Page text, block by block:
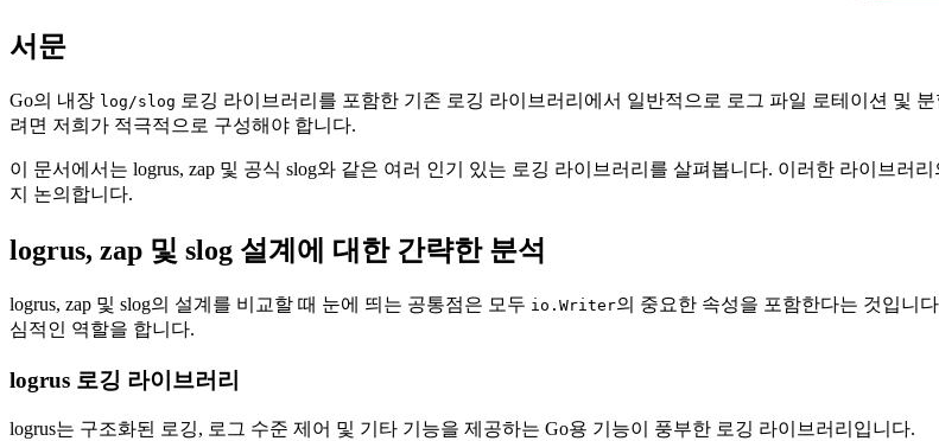
서문
Go의 내장 log/slog 로깅 라이브러리를 포함한 기존 로깅 라이브러리에서 일반적으로 로그 파일 로테이션 및
려면 저희가 적극적으로 구성해야 합니다.
이 문서에서는 logrus, zap 및 공식 slog와 같은 여러 인기 있는 로깅 라이브러리를 살펴봅니다. 이러한 라이브
지 논의합니다.
logrus, zap 및 slog 설계에 대한 간략한 분석
logrus, zap 및 slog의 설계를 비교할 때 눈에 띄는 공통점은 모두 io.Writer의 중요한 속성을 포함한다는 것입니
심적인 역할을 합니다.
logrus 로깅 라이브러리
logrus는 구조화된 로깅, 로그 수준 제어 및 기타 기능을 제공하는 Go용 기능이 풍부한 로깅 라이브러리입니다.